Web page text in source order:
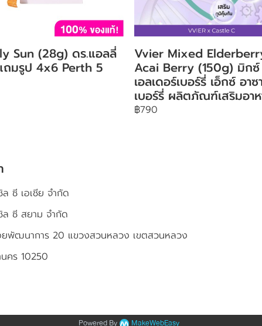
Sun (28g) ดร.แอลลี่
มรูป 4x6 Perth 5
Vvier Mixed
Acai Berry (150g) มิกซ์
เอลเดอร์เบอร์รี่ เอ็กซ์ อาซ
เบอร์รี่ ผลิตภัณฑ์เสริมอาห
฿790
ซี เอเชีย จำกัด
ล ซี สยาม จำกัด
ยพัฒนาการ 20 แขวงสวนหลวง เขตสวนหลวง
คร 10250
Powered By MakeWebEasy